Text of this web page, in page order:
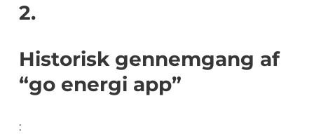
2.
Historisk gennemgang af
“go energi app”
: